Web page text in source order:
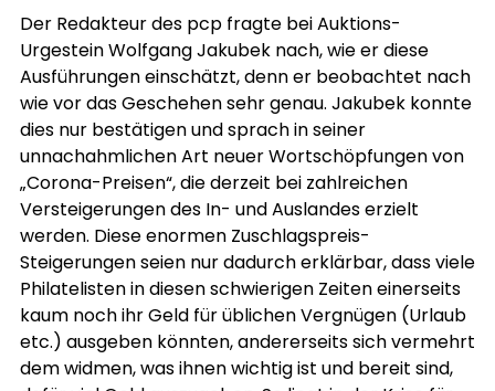
Der Redakteur des pcp fragte bei Auktions-
Urgestein Wolfgang Jakubek nach, wie er diese
Ausführungen einschätzt, denn er beobachtet nach
wie vor das Geschehen sehr genau. Jakubek konnte
dies nur bestätigen und sprach in seiner
unnachahmlichen Art neuer Wortschöpfungen von
„Corona-Preisen“, die derzeit bei zahlreichen
Versteigerungen des In- und Auslandes erzielt
werden. Diese enormen Zuschlagspreis-
Steigerungen seien nur dadurch erklärbar, dass viele
Philatelisten in diesen schwierigen Zeiten einerseits
kaum noch ihr Geld für üblichen Vergnügen (Urlaub
etc.) ausgeben könnten, andererseits sich vermehrt
dem widmen, was ihnen wichtig ist und bereit sind,